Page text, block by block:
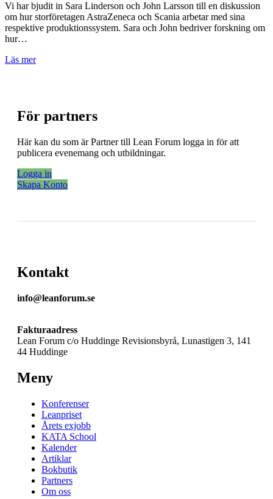
Vi har bjudit in Sara Linderson och John Larsson till en diskussion
om hur storföretagen AstraZeneca och Scania arbetar med sina
respektive produktionssystem. Sara och John bedriver forskning om
hur…
Läs mer
För partners
Här kan du som är Partner till Lean Forum logga in för att
publicera evenemang och utbildningar.
Logga in
Skapa Konto
Kontakt
info@leanforum.se
Fakturaadress
Lean Forum c/o Huddinge Revisionsbyrå, Lunastigen 3, 141
44 Huddinge
Meny
Konferenser
Leanpriset
Årets exjobb
KATA School
Kalender
Artiklar
Bokbutik
Partners
Om oss